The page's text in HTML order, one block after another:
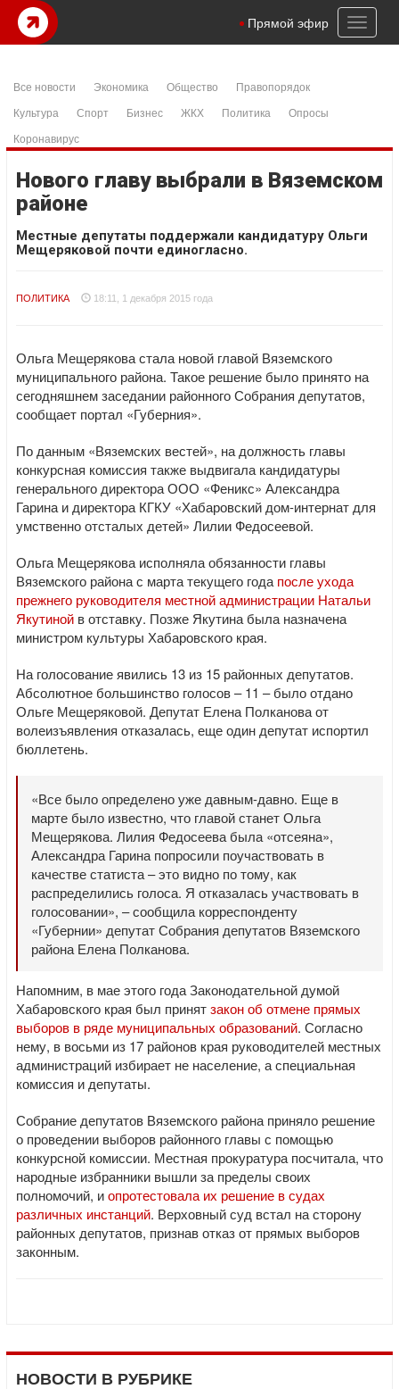
Toggle
Прямой эфир
Все новости Экономика Общество
Правопорядок
Культура
Спорт Бизнес ЖКХ Политика
Опросы
Коронавирус
Нового главу выбрали в Вяземском
районе
Местные депутаты поддержали кандидатуру Ольги
Мещеряковой почти единогласно.
ПОЛИТИКА 18:11, 1 декабря 2015 года
Ольга Мещерякова стала новой главой Вяземского
муниципального района. Такое решение было принято на
сегодняшнем заседании районного Собрания депутатов,
сообщает портал «Губерния».
По данным «Вяземских вестей», на должность главы
конкурсная комиссия также выдвигала кандидатуры
генерального директора ООО «Феникс» Александра
Гарина и директора КГКУ «Хабаровский дом-интернат для
умственно отсталых детей» Лилии Федосеевой.
Ольга Мещерякова исполняла обязанности главы
Вяземского района с марта текущего года после ухода
прежнего руководителя местной администрации Натальи
Якутиной в отставку. Позже Якутина была назначена
министром культуры Хабаровского края.
На голосование явились 13 из 15 районных депутатов.
Абсолютное большинство голосов – 11 – было отдано
Ольге Мещеряковой. Депутат Елена Полканова от
волеизъявления отказалась, еще один депутат испортил
бюллетень.
«Все было определено уже давным-давно. Еще в
марте было известно, что главой станет Ольга
Мещерякова. Лилия Федосеева была «отсеяна»,
Александра Гарина попросили поучаствовать в
качестве статиста – это видно по тому, как
распределились голоса. Я отказалась участвовать в
голосовании», – сообщила корреспонденту
«Губернии» депутат Собрания депутатов Вяземского
района Елена Полканова.
Напомним, в мае этого года Законодательной думой
Хабаровского края был принятзакон об отмене прямых
выборов в ряде муниципальных образований. Согласно
нему, в восьми из 17 районов края руководителей местных
администраций избирает не население, а специальная
комиссия и депутаты.
Собрание депутатов Вяземского района приняло решение
о проведении выборов районного главы с помощью
конкурсной комиссии. Местная прокуратура посчитала, что
народные избранники вышли за пределы своих
полномочий, иопротестовала их решение в судах
различных инстанций. Верховный суд встал на сторону
районных депутатов, признав отказ от прямых выборов
законным.
НОВОСТИ В РУБРИКЕ